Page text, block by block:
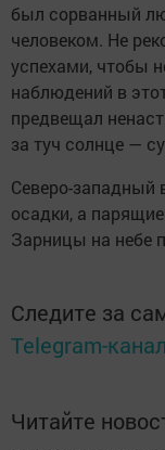
был сорванный
человеком. Не
успехами, чтобы
наблюдений в
предвещал
за туч солнце —
Северо-западный
осадки, а
Зарницы на небе
Следите за
Telegram-
Читайте